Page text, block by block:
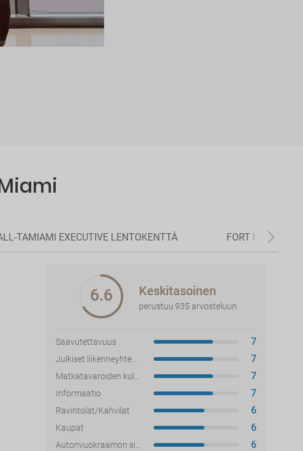
TAMIAMI EXECUTIVE LENTOKENTTÄ FORT
6.6 Keskitasoinen
perustuu 935 arvosteluun
Saavutettavuus 7
7
7
Informaatio 7
Ravintolat/Kahvilat 6
Kaupat 6
6